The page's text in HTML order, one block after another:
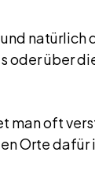
natürlich
oder über
man oft
Orte dafür